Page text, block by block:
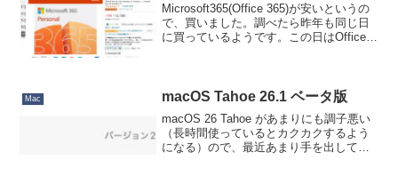
Microsoft365(Office 365)が安いというの
で、買いました。調べたら昨年も同じ日
に買っているようです。この日はOfficeが
Mac macOS Tahoe 26.1 ベータ版
macOS 26 Tahoe があまりにも調子悪い
（長時間使っているとカクカクするよう
になる）ので、最近あまり手を出してい